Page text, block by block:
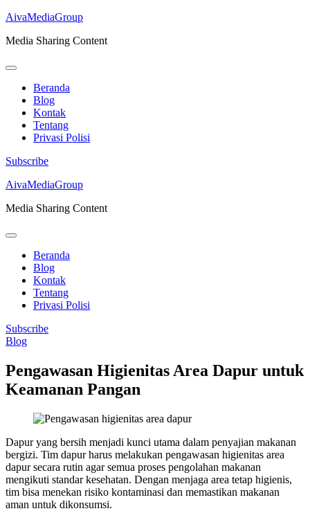
AivaMediaGroup
Media Sharing Content
Beranda
Blog
Kontak
Tentang
Privasi Polisi
Subscribe
Lompat
konten
Enter)
AivaMediaGroup
Media Sharing Content
Beranda
Blog
Kontak
Tentang
Privasi Polisi
Subscribe
Blog
Pengawasan Higienitas Area Dapur untuk
Keamanan Pangan
Dapur yang bersih menjadi kunci utama dalam penyajian makanan
bergizi. Tim dapur harus melakukan pengawasan higienitas area
dapur secara rutin agar semua proses pengolahan makanan
mengikuti standar kesehatan. Dengan menjaga area tetap higienis,
tim bisa menekan risiko kontaminasi dan memastikan makanan
aman untuk dikonsumsi.